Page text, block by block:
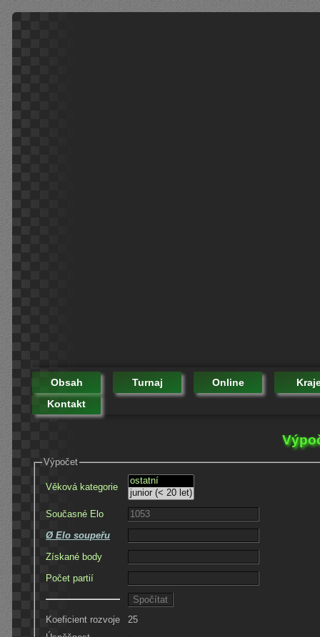
Obsah Turnaj Online
Kontakt
Výpočet
Věková kategorie
Současné Elo
Ø Elo soupeřu
Získané body
Počet partií
Koeficient rozvoje
25